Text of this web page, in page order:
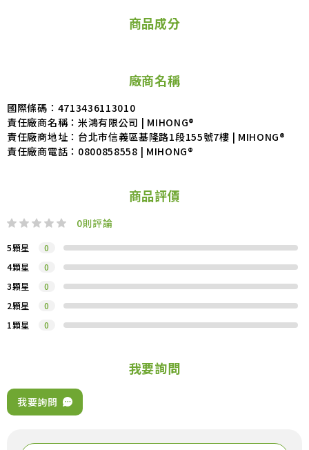
商品成分
廠商名稱
國際條碼：4713436113010
責任廠商名稱：米鴻有限公司 | MIHONG®
責任廠商地址：台北市信義區基隆路1段155號7樓 | MIHONG®
責任廠商電話：0800858558 | MIHONG®
商品評價
0則評論
5顆星
0
4顆星
0
3顆星
0
2顆星
0
1顆星
0
我要詢問
我要詢問